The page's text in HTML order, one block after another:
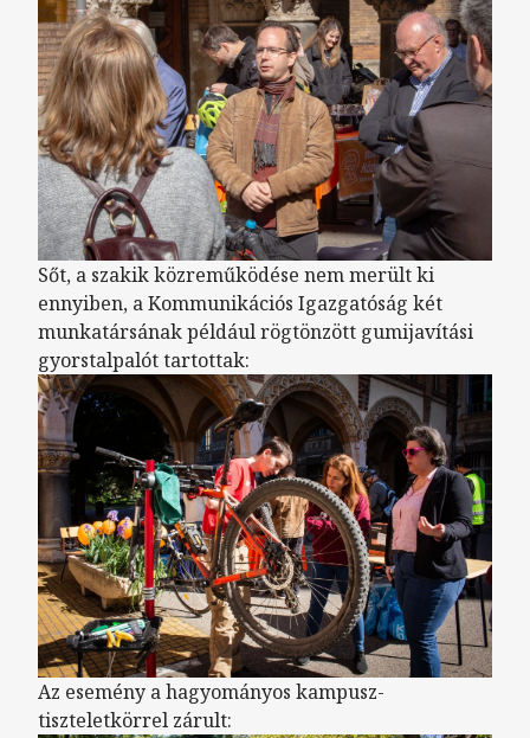
Sőt, a szakik közreműködése nem merült ki
ennyiben, a Kommunikációs Igazgatóság két
munkatársának például rögtönzött gumijavítási
gyorstalpalót tartottak:
Az esemény a hagyományos kampusz-
tiszteletkörrel zárult: